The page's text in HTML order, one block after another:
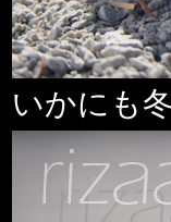
いかにも